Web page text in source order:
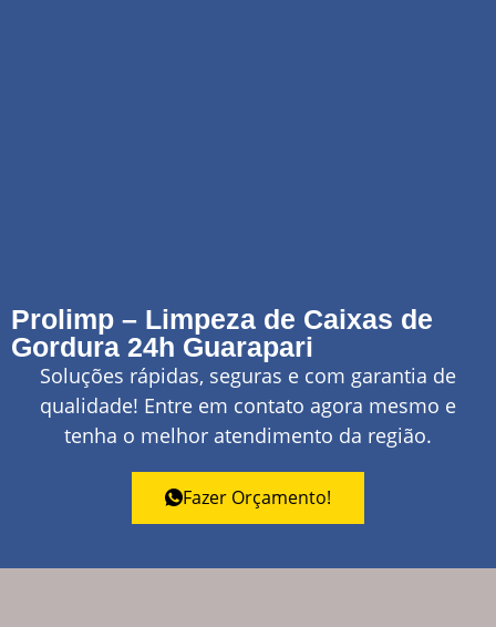
Prolimp – Limpeza de Caixas de
Gordura 24h Guarapari
Soluções rápidas, seguras e com garantia de
qualidade! Entre em contato agora mesmo e
tenha o melhor atendimento da região.
Fazer Orçamento!